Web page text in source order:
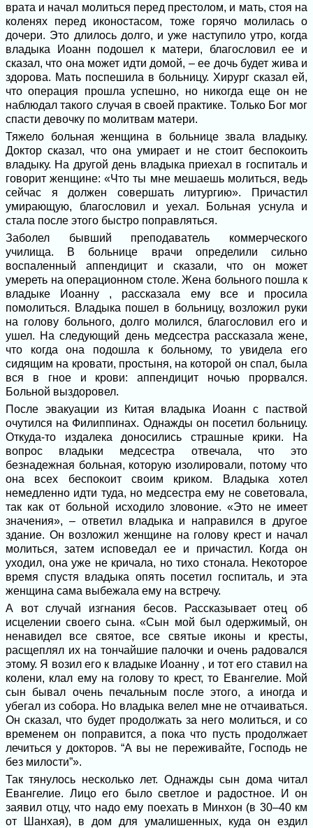
врата и начал молиться перед престолом, и мать, стоя на
коленях перед иконостасом, тоже горячо молилась о
дочери. Это длилось долго, и уже наступило утро, когда
владыка Иоанн подошел к матери, благословил ее и
сказал, что она может идти домой, – ее дочь будет жива и
здорова. Мать поспешила в больницу. Хирург сказал ей,
что операция прошла успешно, но никогда еще он не
наблюдал такого случая в своей практике. Только Бог мог
спасти девочку по молитвам матери.
Тяжело больная женщина в больнице звала владыку.
Доктор сказал, что она умирает и не стоит беспокоить
владыку. На другой день владыка приехал в госпиталь и
говорит женщине: «Что ты мне мешаешь молиться, ведь
сейчас я должен совершать литургию». Причастил
умирающую, благословил и уехал. Больная уснула и
стала после этого быстро поправляться.
Заболел бывший преподаватель коммерческого
училища. В больнице врачи определили сильно
воспаленный аппендицит и сказали, что он может
умереть на операционном столе. Жена больного пошла к
владыке Иоанну , рассказала ему все и просила
помолиться. Владыка пошел в больницу, возложил руки
на голову больного, долго молился, благословил его и
ушел. На следующий день медсестра рассказала жене,
что когда она подошла к больному, то увидела его
сидящим на кровати, простыня, на которой он спал, была
вся в гное и крови: аппендицит ночью прорвался.
Больной выздоровел.
После эвакуации из Китая владыка Иоанн с паствой
очутился на Филиппинах. Однажды он посетил больницу.
Откуда-то издалека доносились страшные крики. На
вопрос владыки медсестра отвечала, что это
безнадежная больная, которую изолировали, потому что
она всех беспокоит своим криком. Владыка хотел
немедленно идти туда, но медсестра ему не советовала,
так как от больной исходило зловоние. «Это не имеет
значения», – ответил владыка и направился в другое
здание. Он возложил женщине на голову крест и начал
молиться, затем исповедал ее и причастил. Когда он
уходил, она уже не кричала, но тихо стонала. Некоторое
время спустя владыка опять посетил госпиталь, и эта
женщина сама выбежала ему на встречу.
А вот случай изгнания бесов. Рассказывает отец об
исцелении своего сына. «Сын мой был одержимый, он
ненавидел все святое, все святые иконы и кресты,
расщеплял их на тончайшие палочки и очень радовался
этому. Я возил его к владыке Иоанну , и тот его ставил на
колени, клал ему на голову то крест, то Евангелие. Мой
сын бывал очень печальным после этого, а иногда и
убегал из собора. Но владыка велел мне не отчаиваться.
Он сказал, что будет продолжать за него молиться, и со
временем он поправится, а пока что пусть продолжает
лечиться у докторов. “А вы не переживайте, Господь не
без милости”».
Так тянулось несколько лет. Однажды сын дома читал
Евангелие. Лицо его было светлое и радостное. И он
заявил отцу, что надо ему поехать в Минхон (в 30–40 км
от Шанхая), в дом для умалишенных, куда он ездил